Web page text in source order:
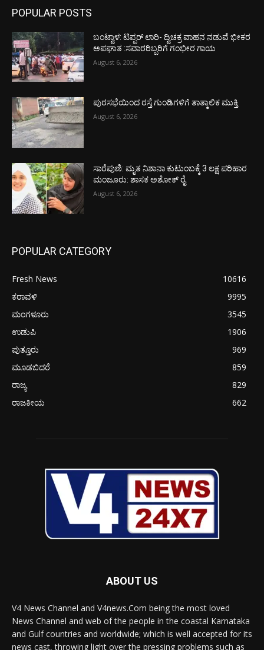
POPULAR POSTS
ಬಂಟ್ವಾಳ: ಟಿಪ್ಪರ್ ಲಾರಿ- ದ್ವಿಚಕ್ರ ವಾಹನ ನಡುವೆ ಭೀಕರ
ಅಪಘಾತ :ಸವಾರರಿಬ್ಬರಿಗೆ ಗಂಭೀರ ಗಾಯ
August 6, 2026
ಪುರಸಭೆಯಿಂದ ರಸ್ತೆ ಗುಂಡಿಗಳಿಗೆ ತಾತ್ಕಾಲಿಕ ಮುಕ್ತಿ
August 6, 2026
ಸಾರೆಪುಣಿ: ಮೃತ ನಿಶಾನಾ ಕುಟುಂಬಕ್ಕೆ 3 ಲಕ್ಷ ಪರಿಹಾರ
ಮಂಜೂರು: ಶಾಸಕ ಅಶೋಕ್ ರೈ
August 6, 2026
POPULAR CATEGORY
Fresh News
10616
ಕರಾವಳಿ
9995
ಮಂಗಳೂರು
3545
ಉಡುಪಿ
1906
ಪುತ್ತೂರು
969
ಮೂಡಬಿದರೆ
859
ರಾಜ್ಯ
829
ರಾಜಕೀಯ
662
ABOUT US
V4 News Channel and V4news.Com being the most loved
News Channel and web of the people in the coastal Karnataka
and Gulf countries and worldwide; which is well accepted for its
news cast, throwing light over the pressing problems such as